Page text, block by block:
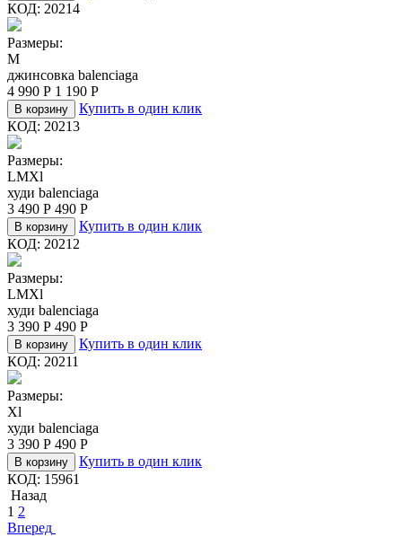
КОД: 20214
Размеры:
M
джинсовка balenciaga
4 990 Р 1 190 Р
В корзину
Купить в один клик
КОД: 20213
Размеры:
LMXl
худи balenciaga
3 490 Р 490 Р
В корзину
Купить в один клик
КОД: 20212
Размеры:
LMXl
худи balenciaga
3 390 Р 490 Р
В корзину
Купить в один клик
КОД: 20211
Размеры:
Xl
худи balenciaga
3 390 Р 490 Р
В корзину
Купить в один клик
КОД: 15961
Назад
1 2
Вперед